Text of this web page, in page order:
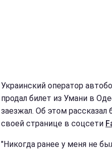
Украинский оператор
продал билет из Умани в
заезжал. Об этом
своей странице в соцсети
"Никогда ранее у меня не